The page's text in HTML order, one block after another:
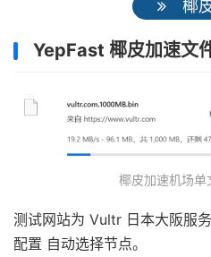
椰
YepFast 椰皮加速文
椰皮加速机场单
测试网站为 Vultr 日本大阪服
配置 自动选择节点。